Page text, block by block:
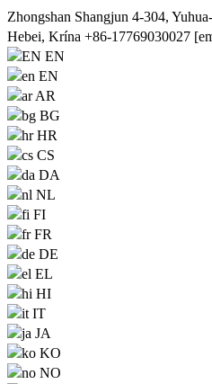
Zhongshan Shangjun 4-304,
Hebei, Krína +86-17769030027
EN
EN
AR
BG
HR
CS
DA
NL
FI
FR
DE
EL
HI
IT
JA
KO
NO